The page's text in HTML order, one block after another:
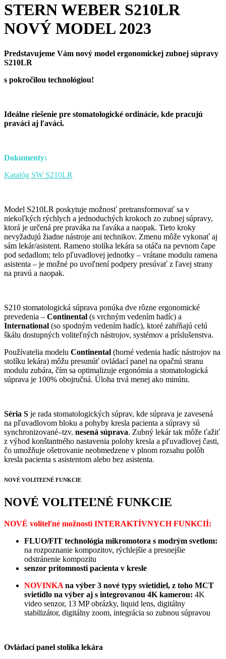
STERN WEBER S210LR
NOVÝ MODEL 2023
Predstavujeme Vám nový model ergonomickej zubnej súpravy
S210LR
s pokročilou technológiou!
Ideálne riešenie pre stomatologické ordinácie, kde pracujú
praváci aj ľaváci.
Dokumenty:
Katalóg SW S210LR
Model S210LR poskytuje možnosť pretransformovať sa v
niekoľkých rýchlych a jednoduchých krokoch zo zubnej súpravy,
ktorá je určená pre praváka na ľaváka a naopak. Tieto kroky
nevyžadujú žiadne nástroje ani technikov. Zmenu môže vykonať aj
sám lekár/asistent. Rameno stolíka lekára sa otáča na pevnom čape
pod sedadlom; telo pľuvadlovej jednotky – vrátane modulu ramena
asistenta – je možné po uvoľnení podpery presúvať z ľavej strany
na pravú a naopak.
S210 stomatologická súprava ponúka dve rôzne ergonomické
prevedenia – Continental (s vrchným vedením hadíc) a
International (so spodným vedením hadíc), ktoré zahŕňajú celú
škálu dostupných voliteľných nástrojov, systémov a príslušenstva.
Používatelia modelu Continental (horné vedenia hadíc nástrojov na
stolíku lekára) môžu presunúť ovládací panel na opačnú stranu
modulu zubára, čím sa optimalizuje ergonómia a stomatologická
súprava je 100% obojručná. Úloha trvá menej ako minútu.
Séria S je rada stomatologických súprav, kde súprava je zavesená
na pľuvadlovom bloku a pohyby kresla pacienta a súpravy sú
synchronizované–tzv. nesená súprava. Zubný lekár tak môže ťažiť
z výhod konštantného nastavenia polohy kresla a pľuvadlovej časti,
čo umožňuje ošetrovanie neobmedzene v plnom rozsahu polôh
kresla pacienta s asistentom alebo bez asistenta.
NOVÉ VOLITEĽNÉ FUNKCIE
NOVÉ VOLITEĽNÉ FUNKCIE
NOVÉ voliteľné možnosti INTERAKTÍVNYCH FUNKCIÍ:
FLUO/FIT technológia mikromotora s modrým svetlom:
na rozpoznanie kompozitov, rýchlejšie a presnejšie
odstránenie kompozitu
senzor prítomnosti pacienta v kresle
NOVINKA na výber 3 nové typy svietidiel, z toho MCT
svietidlo na výber aj s integrovanou 4K kamerou: 4K
video senzor, 13 MP obrázky, liquid lens, digitálny
stabilizátor, digitálny zoom, integrácia so zubnou súpravou
Ovládací panel stolíka lekára